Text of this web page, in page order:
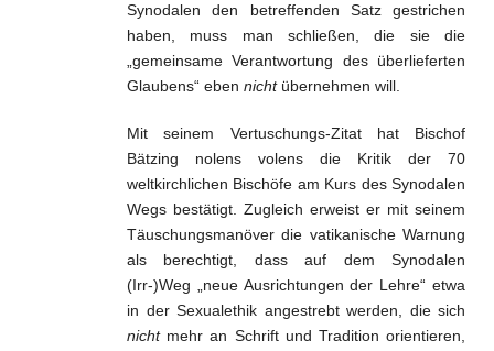
Synodalen den betreffenden Satz gestrichen
haben, muss man schließen, die sie die
„gemeinsame Verantwortung des überlieferten
Glaubens“ eben nichtübernehmen will.
Mit seinem Vertuschungs-Zitat hat Bischof
Bätzing nolens volens die Kritik der 70
weltkirchlichen Bischöfe am Kurs des Synodalen
Wegs bestätigt. Zugleich erweist er mit seinem
Täuschungsmanöver die vatikanische Warnung
als berechtigt, dass auf dem Synodalen
(Irr-)Weg „neue Ausrichtungen der Lehre“ etwa
in der Sexualethik angestrebt werden, die sich
nichtmehr an Schrift und Tradition orientieren,